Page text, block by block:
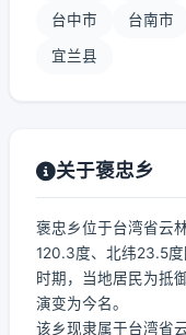
台中市 台南市
宜兰县
关于褒忠乡
褒忠乡位于台湾省云
120.3度、北纬23.5
时期，当地居民为抵
演变为今名。
该乡现隶属于台湾省